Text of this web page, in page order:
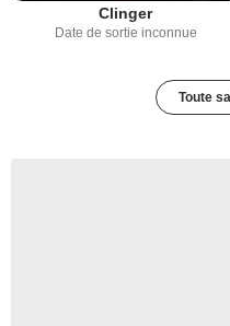
Clinger
Date de sortie inconnue
Toute